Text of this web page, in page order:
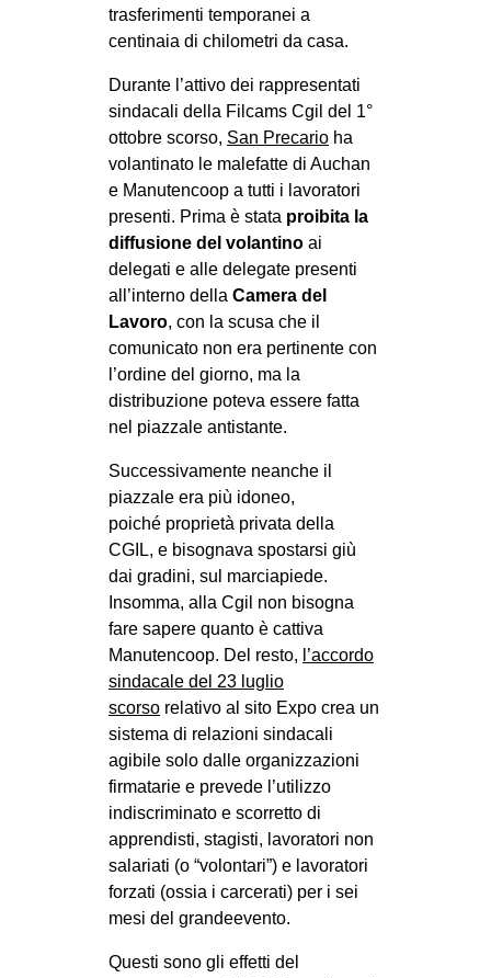
trasferimenti temporanei a
centinaia di chilometri da casa.
Durante l’attivo dei rappresentati
sindacali della Filcams Cgil del 1°
ottobre scorso, San Precario ha
volantinato le malefatte di Auchan
e Manutencoop a tutti i lavoratori
presenti. Prima è stata proibita la
diffusione del volantino ai
delegati e alle delegate presenti
all’interno della Camera del
Lavoro, con la scusa che il
comunicato non era pertinente con
l’ordine del giorno, ma la
distribuzione poteva essere fatta
nel piazzale antistante.
Successivamente neanche il
piazzale era più idoneo,
poiché proprietà privata della
CGIL, e bisognava spostarsi giù
dai gradini, sul marciapiede.
Insomma, alla Cgil non bisogna
fare sapere quanto è cattiva
Manutencoop. Del resto, l’accordo
sindacale del 23 luglio
scorso relativo al sito Expo crea un
sistema di relazioni sindacali
agibile solo dalle organizzazioni
firmatarie e prevede l’utilizzo
indiscriminato e scorretto di
apprendisti, stagisti, lavoratori non
salariati (o “volontari”) e lavoratori
forzati (ossia i carcerati) per i sei
mesi del grandeevento.
Questi sono gli effetti del